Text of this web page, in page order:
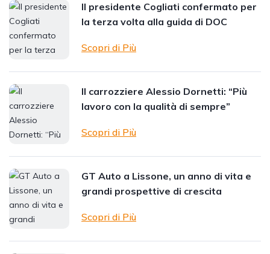
Il presidente Cogliati confermato per
la terza volta alla guida di DOC
Scopri di Più
Il carrozziere Alessio Dornetti: “Più
lavoro con la qualità di sempre”
Scopri di Più
GT Auto a Lissone, un anno di vita e
grandi prospettive di crescita
Scopri di Più